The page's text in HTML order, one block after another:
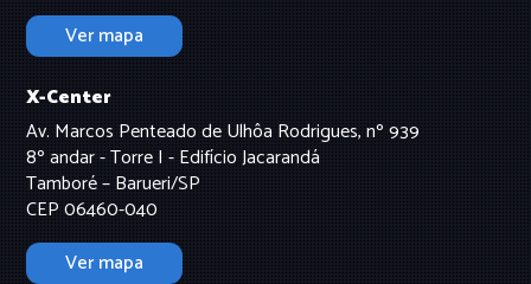
Ver mapa
X-Center
Av. Marcos Penteado de Ulhôa Rodrigues, nº 939
8º andar - Torre I - Edifício Jacarandá
Tamboré – Barueri/SP
CEP 06460-040
Ver mapa